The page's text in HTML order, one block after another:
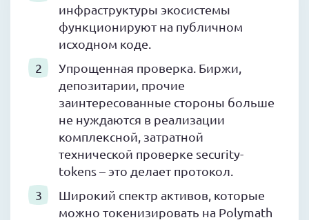
инфраструктуры экосистемы
функционируют на публичном
исходном коде.
Упрощенная проверка. Биржи,
депозитарии, прочие
заинтересованные стороны больше
не нуждаются в реализации
комплексной, затратной
технической проверке security-
tokens – это делает протокол.
Широкий спектр активов, которые
можно токенизировать на Polymath